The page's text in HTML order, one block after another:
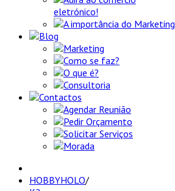
eletrónico!
A importância do Marketing
Blog
Marketing
Como se faz?
O que é?
Consultoria
Contactos
Agendar Reunião
Pedir Orçamento
Solicitar Serviços
Morada
HOBBYHOLO/